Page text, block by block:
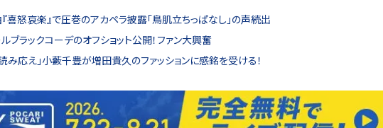
『喜怒哀楽』で圧巻のアカペラ披露「鳥肌立ちっぱなし」の声続出
ブラックコーデのオフショット公開！ファン大興奮
読み応え」小藪千豊が増田貴久のファッションに感銘を受ける！